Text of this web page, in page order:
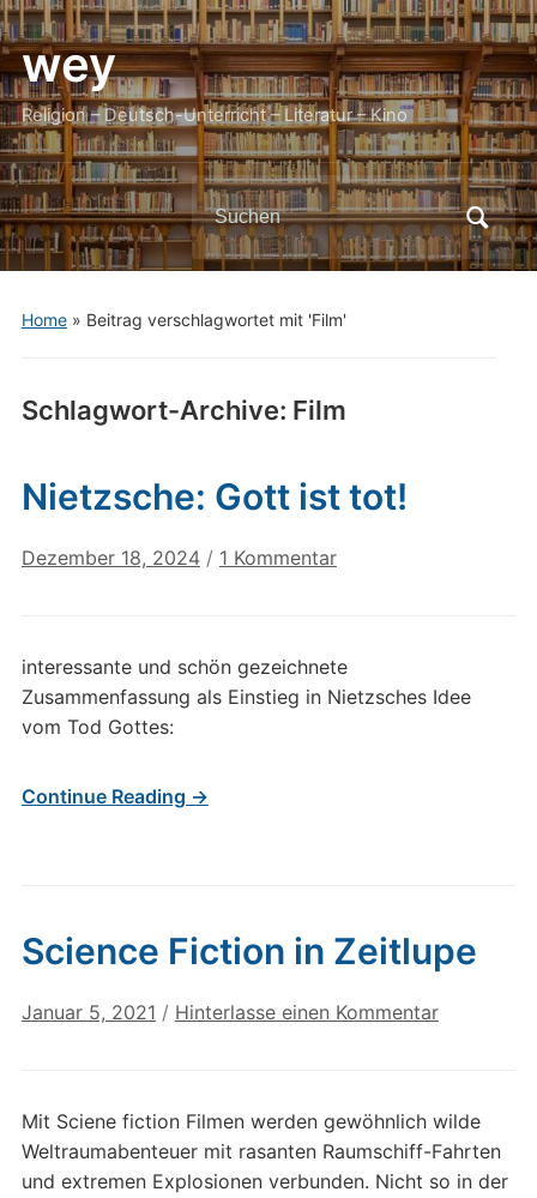
wey
Religion – Deutsch-Unterricht – Literatur – Kino
Search
for:
Home» Beitrag verschlagwortet mit 'Film'
Schlagwort-Archive: Film
Nietzsche: Gott ist tot!
Dezember 18, 2024 / 1 Kommentarzu
tot!
interessante und schön gezeichnete
Zusammenfassung als Einstieg in Nietzsches Idee
vom Tod Gottes:
Continue Reading →
Science Fiction in Zeitlupe
Januar 5, 2021 / Hinterlasse einen Kommentar
Mit Sciene fiction Filmen werden gewöhnlich wilde
Weltraumabenteuer mit rasanten Raumschiff-Fahrten
und extremen Explosionen verbunden. Nicht so in der